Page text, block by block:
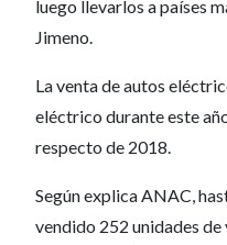
luego llevarlos a países
Jimeno.
La venta de autos
eléctrico durante este
respecto de 2018.
Según explica ANAC,
vendido 252 unidades